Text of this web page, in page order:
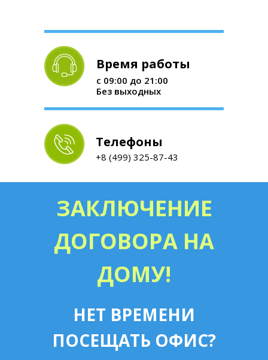
с 09:00 до 21:00
Без выходных
+8 (499) 325-87-43
Время работы
Телефоны
ЗАКЛЮЧЕНИЕ
ДОГОВОРА НА
ДОМУ!
НЕТ ВРЕМЕНИ
ПОСЕЩАТЬ ОФИС?